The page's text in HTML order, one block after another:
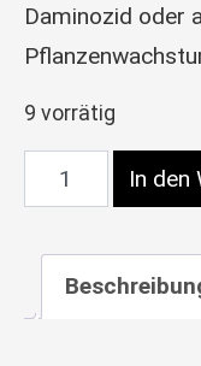
Daminozid oder
9 vorrätig
AdvancedIn den